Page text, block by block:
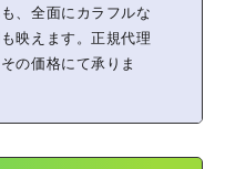
、全面にカラフルな
映えます。正規代理
の価格にて承りま